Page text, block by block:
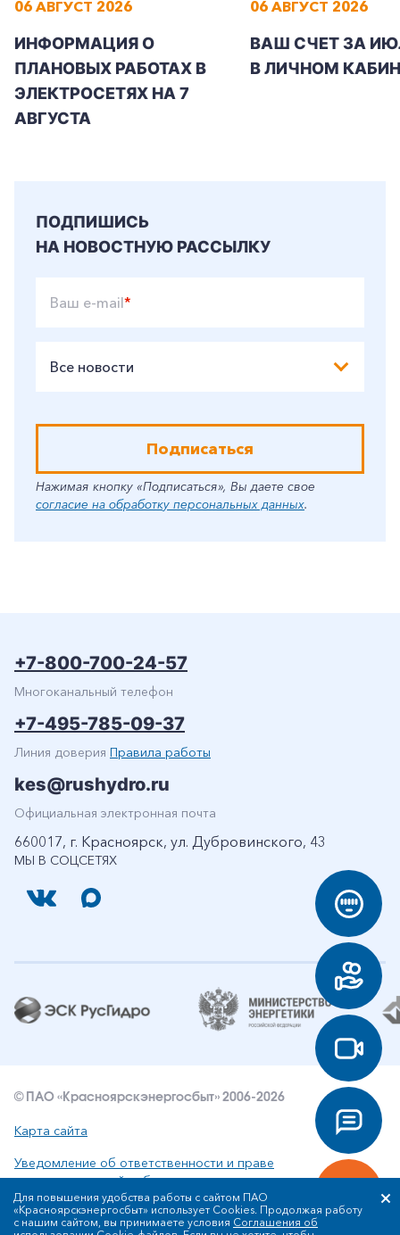
06 АВГУСТ 2026
ИНФОРМАЦИЯ О
ПЛАНОВЫХ РАБОТАХ В
ЭЛЕКТРОСЕТЯХ НА 7
АВГУСТА
06 АВГУСТ 2026
ВАШ СЧЕТ ЗА
В ЛИЧНОМ
ПОДПИШИСЬ
НА НОВОСТНУЮ РАССЫЛКУ
Ваш e-mail*
Все новости
Подписаться
Нажимая кнопку «Подписаться», Вы даете свое
согласие на обработку персональных данных.
МЫ В СОЦСЕТЯХ
+7-800-700-24-57
Многоканальный телефон
+7-495-785-09-37
Линия доверия Правила работы
kes@rushydro.ru
Официальная электронная почта
660017, г. Красноярск, ул. Дубровинского, 43
© ПАО «Красноярскэнергосбыт» 2006-2026
Карта сайта
Уведомление об ответственности и праве
интеллектуальной собственности
Политика ПАО «Красноярскэнергосбыт» в отношении
обработки персональных данных
Для повышения удобства работы с сайтом ПАО
«Красноярскэнергосбыт» использует Cookies. Продолжая работу
с нашим сайтом, вы принимаете условия Соглашения об